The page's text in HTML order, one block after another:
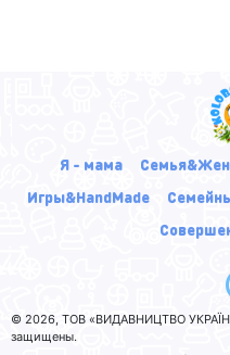
Я - мама
Игры&HandMade
© 2026, ТОВ «ВИДАВНИЦТВО
защищены.